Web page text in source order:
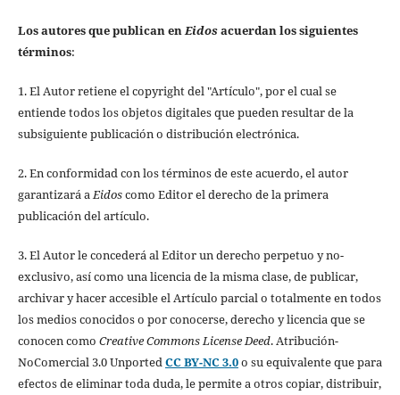
Los autores que publican enEidosacuerdan los siguientes
términos:
1. El Autor retiene el copyright del "Artículo", por el cual se
entiende todos los objetos digitales que pueden resultar de la
subsiguiente publicación o distribución electrónica.
2. En conformidad con los términos de este acuerdo, el autor
garantizará aEidoscomo Editor el derecho de la primera
publicación del artículo.
3. El Autor le concederá al Editor un derecho perpetuo y no-
exclusivo, así como una licencia de la misma clase, de publicar,
archivar y hacer accesible el Artículo parcial o totalmente en todos
los medios conocidos o por conocerse, derecho y licencia que se
conocen como Creative Commons License Deed. Atribución-
NoComercial 3.0 UnportedCC BY-NC 3.0o su equivalente que para
efectos de eliminar toda duda, le permite a otros copiar, distribuir,